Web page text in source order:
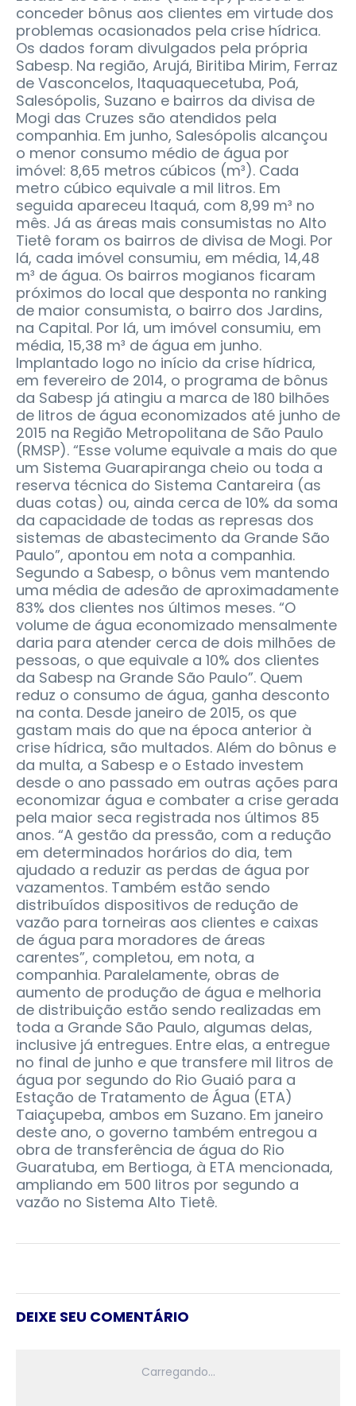
conceder bônus aos clientes em virtude dos
problemas ocasionados pela crise hídrica.
Os dados foram divulgados pela própria
Sabesp. Na região, Arujá, Biritiba Mirim, Ferraz
de Vasconcelos, Itaquaquecetuba, Poá,
Salesópolis, Suzano e bairros da divisa de
Mogi das Cruzes são atendidos pela
companhia. Em junho, Salesópolis alcançou
o menor consumo médio de água por
imóvel: 8,65 metros cúbicos (m³). Cada
metro cúbico equivale a mil litros. Em
seguida apareceu Itaquá, com 8,99 m³ no
mês. Já as áreas mais consumistas no Alto
Tietê foram os bairros de divisa de Mogi. Por
lá, cada imóvel consumiu, em média, 14,48
m³ de água. Os bairros mogianos ficaram
próximos do local que desponta no ranking
de maior consumista, o bairro dos Jardins,
na Capital. Por lá, um imóvel consumiu, em
média, 15,38 m³ de água em junho.
Implantado logo no início da crise hídrica,
em fevereiro de 2014, o programa de bônus
da Sabesp já atingiu a marca de 180 bilhões
de litros de água economizados até junho de
2015 na Região Metropolitana de São Paulo
(RMSP). “Esse volume equivale a mais do que
um Sistema Guarapiranga cheio ou toda a
reserva técnica do Sistema Cantareira (as
duas cotas) ou, ainda cerca de 10% da soma
da capacidade de todas as represas dos
sistemas de abastecimento da Grande São
Paulo”, apontou em nota a companhia.
Segundo a Sabesp, o bônus vem mantendo
uma média de adesão de aproximadamente
83% dos clientes nos últimos meses. “O
volume de água economizado mensalmente
daria para atender cerca de dois milhões de
pessoas, o que equivale a 10% dos clientes
da Sabesp na Grande São Paulo”. Quem
reduz o consumo de água, ganha desconto
na conta. Desde janeiro de 2015, os que
gastam mais do que na época anterior à
crise hídrica, são multados. Além do bônus e
da multa, a Sabesp e o Estado investem
desde o ano passado em outras ações para
economizar água e combater a crise gerada
pela maior seca registrada nos últimos 85
anos. “A gestão da pressão, com a redução
em determinados horários do dia, tem
ajudado a reduzir as perdas de água por
vazamentos. Também estão sendo
distribuídos dispositivos de redução de
vazão para torneiras aos clientes e caixas
de água para moradores de áreas
carentes”, completou, em nota, a
companhia. Paralelamente, obras de
aumento de produção de água e melhoria
de distribuição estão sendo realizadas em
toda a Grande São Paulo, algumas delas,
inclusive já entregues. Entre elas, a entregue
no final de junho e que transfere mil litros de
água por segundo do Rio Guaió para a
Estação de Tratamento de Água (ETA)
Taiaçupeba, ambos em Suzano. Em janeiro
deste ano, o governo também entregou a
obra de transferência de água do Rio
Guaratuba, em Bertioga, à ETA mencionada,
ampliando em 500 litros por segundo a
vazão no Sistema Alto Tietê.
DEIXE SEU COMENTÁRIO